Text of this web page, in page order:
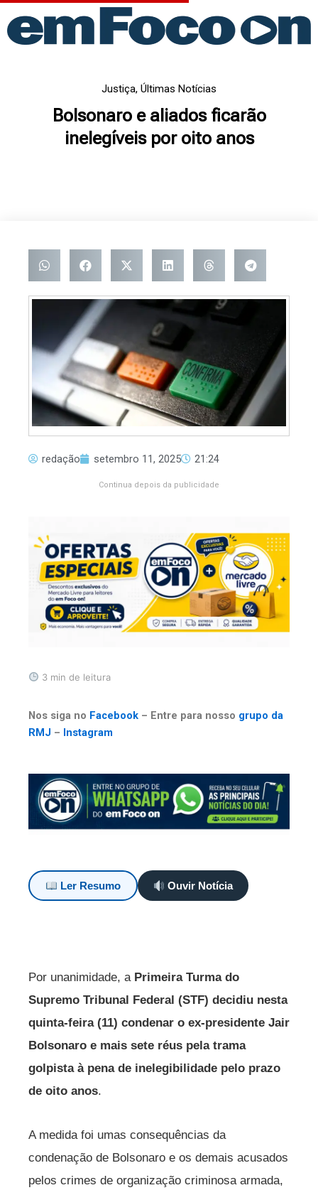
para
Justiça, Últimas Notícias
Bolsonaro e aliados ficarão
inelegíveis por oito anos
redação setembro 11, 2025 21:24
Continua depois da publicidade
3 min de leitura
Nos siga no Facebook – Entre para nosso grupo da
RMJ – Instagram
Ler Resumo Ouvir Notícia
Por unanimidade, a Primeira Turma do
Supremo Tribunal Federal (STF) decidiu nesta
quinta-feira (11) condenar o ex-presidente Jair
Bolsonaro e mais sete réus pela trama
golpista à pena de inelegibilidade pelo prazo
de oito anos.
A medida foi umas consequências da
condenação de Bolsonaro e os demais acusados
pelos crimes de organização criminosa armada,